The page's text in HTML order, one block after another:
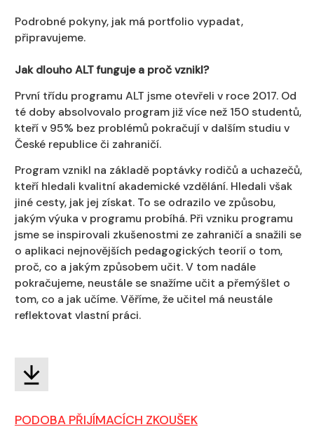
Podrobné pokyny, jak má portfolio vypadat,
připravujeme.
Jak dlouho ALT funguje a proč vznikl?
První třídu programu ALT jsme otevřeli v roce 2017. Od
té doby absolvovalo program již více než 150 studentů,
kteří v 95% bez problémů pokračují v dalším studiu v
České republice či zahraničí.
Program vznikl na základě poptávky rodičů a uchazečů,
kteří hledali kvalitní akademické vzdělání. Hledali však
jiné cesty, jak jej získat. To se odrazilo ve způsobu,
jakým výuka v programu probíhá. Při vzniku programu
jsme se inspirovali zkušenostmi ze zahraničí a snažili se
o aplikaci nejnovějších pedagogických teorií o tom,
proč, co a jakým způsobem učit. V tom nadále
pokračujeme, neustále se snažíme učit a přemýšlet o
tom, co a jak učíme. Věříme, že učitel má neustále
reflektovat vlastní práci.
PODOBA PŘIJÍMACÍCH ZKOUŠEK